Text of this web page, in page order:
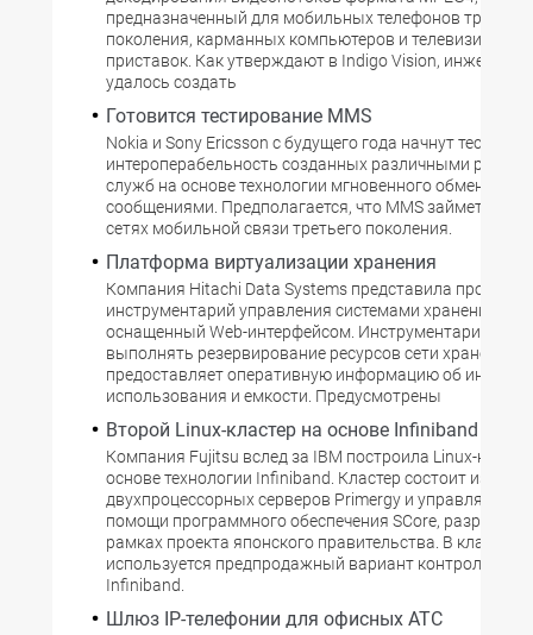
предназначенный для мобильных телефонов третьего
поколения, карманных компьютеров и телевизионных
приставок. Как утверждают в Indigo Vision,
удалось создать
Готовится тестирование MMS
Nokia и Sony Ericsson с будущего года начнут
интероперабельность созданных различными
служб на основе технологии мгновенного обмена
сообщениями. Предполагается, что MMS займет
сетях мобильной связи третьего поколения.
Платформа виртуализации хранения
Компания Hitachi Data Systems представила
инструментарий управления системами хранения
оснащенный Web-интерфейсом. Инструментарий
выполнять резервирование ресурсов сети хранения,
предоставляет оперативную информацию об
использования и емкости. Предусмотрены
Второй Linux-кластер на основе Infiniband
Компания Fujitsu вслед за IBM построила Linux-
основе технологии Infiniband. Кластер состоит из 16
двухпроцессорных серверов Primergy и управляется
помощи программного обеспечения SCore,
рамках проекта японского правительства. В кластере
используется предпродажный вариант контроллеров
Infiniband.
Шлюз IP-телефонии для офисных АТС